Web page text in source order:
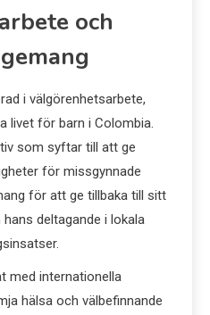
och
i välgörenhetsarbete,
livet för barn i Colombia.
som syftar till att ge
för missgynnade
för att ge tillbaka till sitt
deltagande i lokala
med internationella
hälsa och välbefinnande